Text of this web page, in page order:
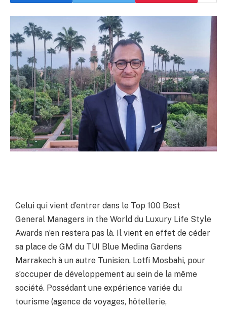
Celui qui vient d’entrer dans le Top 100 Best
General Managers in the World du Luxury Life Style
Awards n’en restera pas là. Il vient en effet de céder
sa place de GM du TUI Blue Medina Gardens
Marrakech à un autre Tunisien, Lotfi Mosbahi, pour
s’occuper de développement au sein de la même
société. Possédant une expérience variée du
tourisme (agence de voyages, hôtellerie,